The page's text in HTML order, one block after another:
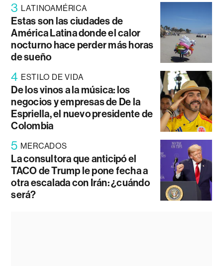
3 LATINOAMÉRICA
Estas son las ciudades de
América Latina donde el calor
nocturno hace perder más horas
de sueño
4 ESTILO DE VIDA
De los vinos a la música: los
negocios y empresas de De la
Espriella, el nuevo presidente de
Colombia
5 MERCADOS
La consultora que anticipó el
TACO de Trump le pone fecha a
otra escalada con Irán: ¿cuándo
será?